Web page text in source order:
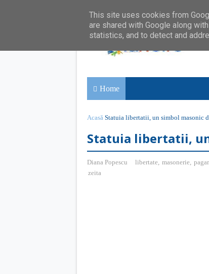
Home
Acasă Statuia libertatii, un simbol masonic
Statuia libertatii,
Diana Popescu libertate, masonerie,
zeita
This site uses cookies from
are shared with Google along
statistics, and to detect and